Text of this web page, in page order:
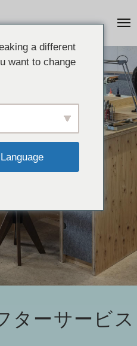
ターサービス
a different
want to change